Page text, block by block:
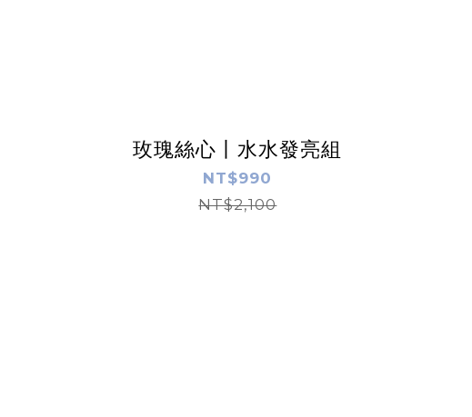
玫瑰絲心丨水水發亮組
NT$990
NT$2,100